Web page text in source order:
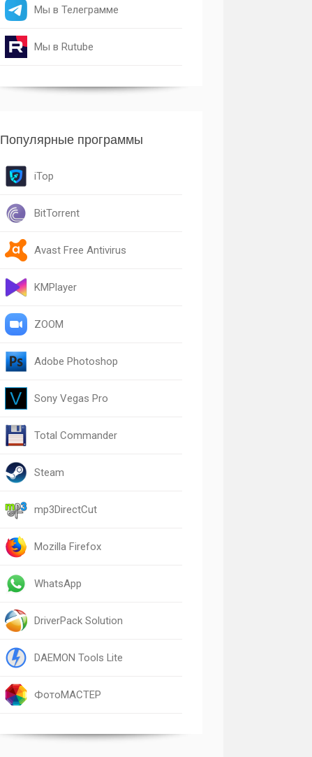
Мы в Телеграмме
Мы в Rutube
Популярные программы
iTop
BitTorrent
Avast Free Antivirus
KMPlayer
ZOOM
Adobe Photoshop
Sony Vegas Pro
Total Commander
Steam
mp3DirectCut
Mozilla Firefox
WhatsApp
DriverPack Solution
DAEMON Tools Lite
ФотоМАСТЕР